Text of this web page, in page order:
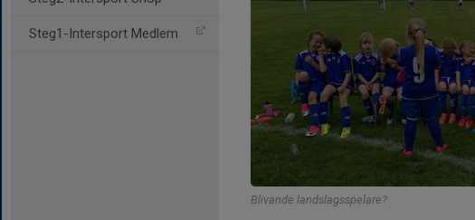
Steg1-Intersport Medlem
Blivande landslagsspelare?